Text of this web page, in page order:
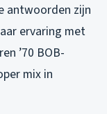
antwoorden zijn
ervaring met
’70 BOB-
mix in